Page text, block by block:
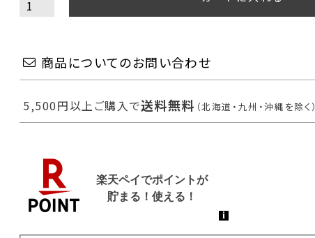
商品についてのお問い合わせ
5,500円以上ご購入で送料無料 （北海道・九州・沖縄を除く）